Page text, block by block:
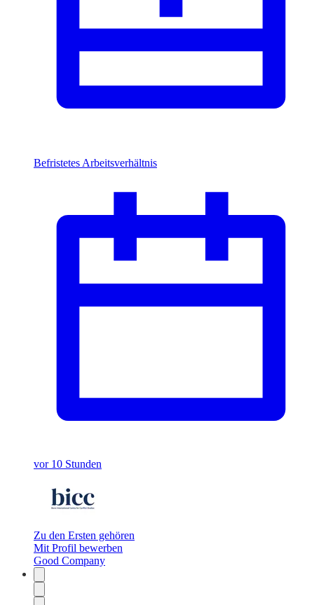
Befristetes Arbeitsverhältnis
vor 10 Stunden
Zu den Ersten gehören
Mit Profil bewerben
Good Company